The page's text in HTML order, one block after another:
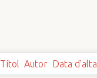
Títol Autor Data d'alta